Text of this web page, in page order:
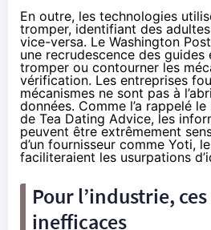
En outre, les technologies
tromper, identifiant des
vice-versa. Le Washington
une recrudescence des guides
tromper ou contourner les
vérification. Les entreprises
mécanismes ne sont pas à
données. Comme l’a rappelé
de Tea Dating Advice, les
peuvent être extrêmement
d’un fournisseur comme Yoti,
faciliteraient les usurpations
Pour l’industrie,
inefficaces